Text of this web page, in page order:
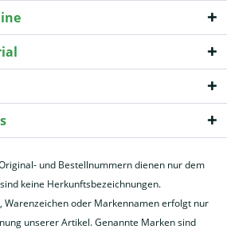
und Bestellnummern dienen nur dem
keine Herkunftsbezeichnungen.
Warenzeichen oder Markennamen erfolgt nur
unserer Artikel. Genannte Marken sind